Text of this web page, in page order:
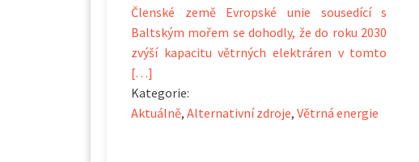
Členské země Evropské unie sousedící s
Baltským mořem se dohodly, že do roku 2030
zvýší kapacitu větrných elektráren v tomto
[…]
Kategorie:
Aktuálně, Alternativní zdroje, Větrná energie